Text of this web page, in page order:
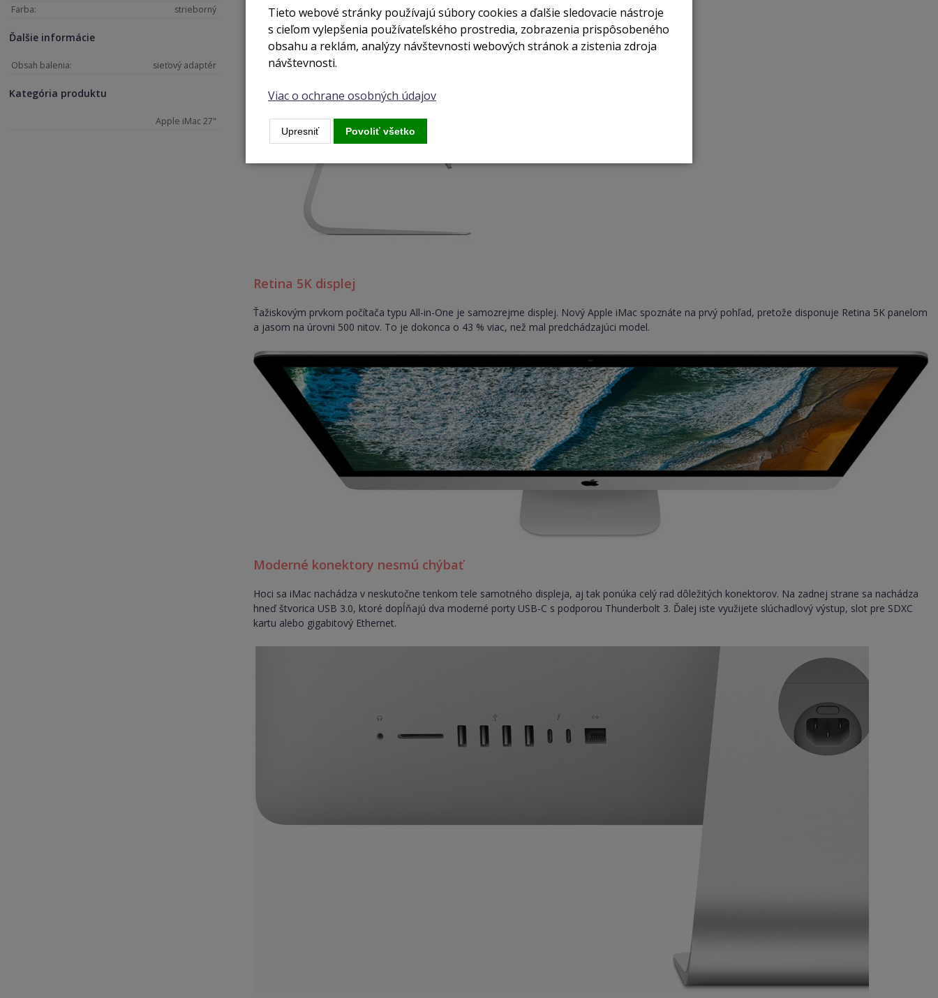
Farba:
strieborný
Ďalšie informácie
Obsah balenia: sieťový adaptér
Kategória produktu
Apple iMac 27"
Retina 5K displej
Ťažiskovým prvkom počítača typu All-in-One je samozrejme displej. Nový Apple iMac spoznáte na prvý pohľad, pretože disponuje Retina 5K panelom
a jasom na úrovni 500 nitov. To je dokonca o 43 % viac, než mal predchádzajúci model.
Moderné konektory nesmú chýbať
Hoci sa iMac nachádza v neskutočne tenkom tele samotného displeja, aj tak ponúka celý rad dôležitých konektorov. Na zadnej strane sa nachádza
hneď štvorica USB 3.0, ktoré dopĺňajú dva moderné porty USB-C s podporou Thunderbolt 3. Ďalej iste využijete slúchadlový výstup, slot pre SDXC
kartu alebo gigabitový Ethernet.
Tieto webové stránky používajú súbory cookies a ďalšie sledovacie nástroje
s cieľom vylepšenia používateľského prostredia, zobrazenia prispôsobeného
obsahu a reklám, analýzy návštevnosti webových stránok a zistenia zdroja
návštevnosti.
Viac o ochrane osobných údajov
Upresniť Povoliť všetko